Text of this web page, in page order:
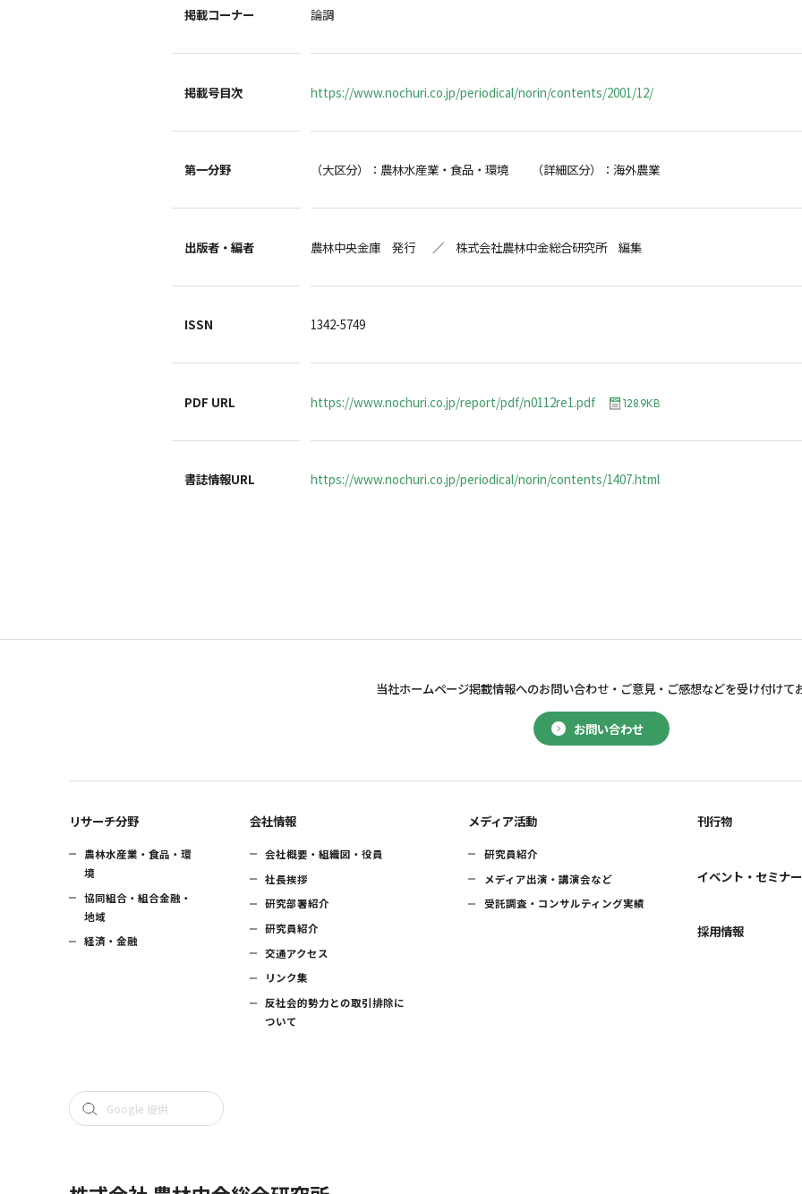
掲載コーナー 論調
掲載号目次 https://www.nochuri.co.jp/periodical/norin/contents/2001/12/
第一分野 （大区分）：農林水産業・食品・環境 （詳細区分）：海外農業
出版者・編者 農林中央金庫 発行 ／ 株式会社農林中金総合研究所 編集
ISSN 1342-5749
PDF URL https://www.nochuri.co.jp/report/pdf/n0112re1.pdf 128.9KB
書誌情報URL https://www.nochuri.co.jp/periodical/norin/contents/1407.html
お問い合わせ
当社ホームページ掲載情報へのお問い合わせ・ ご意見・ご感想などを受け付けて
リサーチ分野
農林水産業・食品・環
境
協同組合・組合金融・
地域
経済・金融
会社情報
会社概要・組織図・役員
社長挨拶
研究部署紹介
研究員紹介
交通アクセス
リンク集
反社会的勢力との取引排除に
ついて
メディア活動
研究員紹介
メディア出演・講演会など
受託調査・コンサルティング実績
刊行物
イベント・セミナー
採用情報